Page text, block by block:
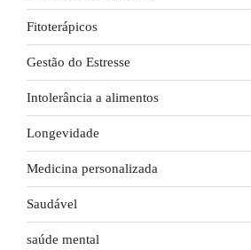
Fitoterápicos
Gestão do Estresse
Intolerância a alimentos
Longevidade
Medicina personalizada
Saudável
saúde mental